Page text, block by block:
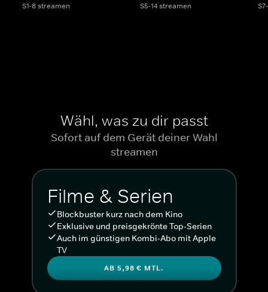
S1-8 streamen S5-14 streamen
Wähl, was zu dir passt
Sofort auf dem Gerät deiner Wahl
streamen
Filme & Serien
Blockbuster kurz nach dem Kino
Exklusive und preisgekrönte Top-Serien
Auch im günstigen Kombi-Abo mit Apple
TV
AB 5,98 € MTL.